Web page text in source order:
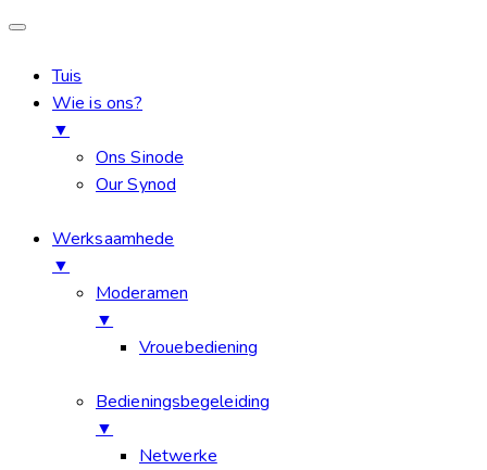
Tuis
Wie is ons?
▼
Ons Sinode
Our Synod
Werksaamhede
▼
Moderamen
▼
Vrouebediening
Bedieningsbegeleiding
▼
Netwerke